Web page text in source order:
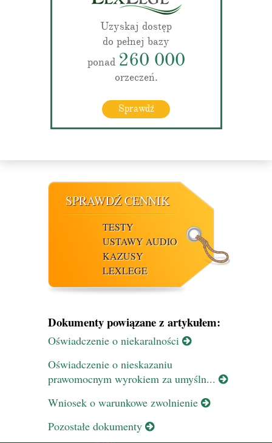
Uzyskaj dostęp
do pełnej bazy
ponad 260 000
orzeczeń.
Sprawdź
SPRAWDŹ CENNIK
TESTY
USTAWY AUDIO
KAZUSY
LEXLEGE
Dokumenty powiązane z artykułem:
Oświadczenie o niekaralności
Oświadczenie o nieskazaniu
prawomocnym wyrokiem za umyśln...
Wniosek o warunkowe zwolnienie
Pozostałe dokumenty